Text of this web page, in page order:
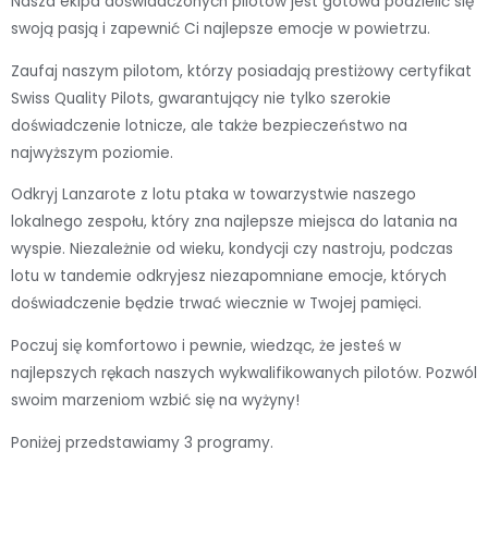
swoją pasją i zapewnić Ci najlepsze emocje w powietrzu.
Zaufaj naszym pilotom, którzy posiadają prestiżowy certyfikat
Swiss Quality Pilots, gwarantujący nie tylko szerokie
doświadczenie lotnicze, ale także bezpieczeństwo na
najwyższym poziomie.
Odkryj Lanzarote z lotu ptaka w towarzystwie naszego
lokalnego zespołu, który zna najlepsze miejsca do latania na
wyspie. Niezależnie od wieku, kondycji czy nastroju, podczas
lotu w tandemie odkryjesz niezapomniane emocje, których
doświadczenie będzie trwać wiecznie w Twojej pamięci.
Poczuj się komfortowo i pewnie, wiedząc, że jesteś w
najlepszych rękach naszych wykwalifikowanych pilotów. Pozwól
swoim marzeniom wzbić się na wyżyny!
Poniżej przedstawiamy 3 programy.